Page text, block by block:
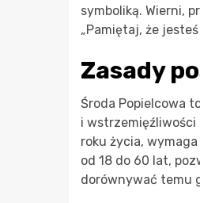
symboliką. Wierni,
„Pamiętaj, że
Zasady
Środa Popielcowa
i wstrzemięźliwości
roku życia,
od 18 do 60 lat,
dorównywać temu